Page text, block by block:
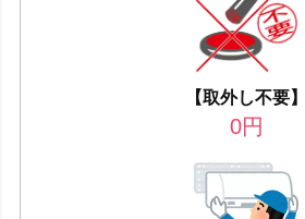
【取外し不要】
0円